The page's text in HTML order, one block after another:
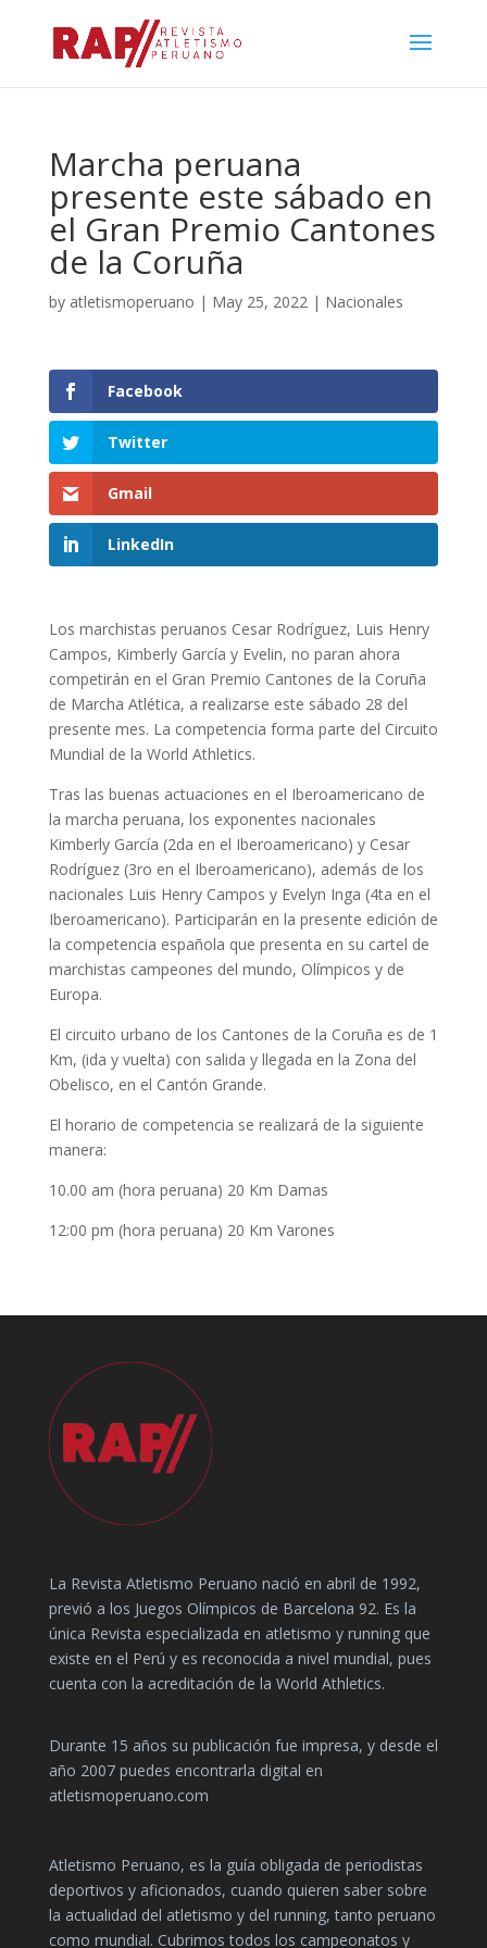
Marcha peruana
presente este sábado en
el Gran Premio Cantones
de la Coruña
by atletismoperuano | May 25, 2022| Nacionales
Facebook
Twitter
Gmail
LinkedIn
Los marchistas peruanos Cesar Rodríguez, Luis Henry
Campos, Kimberly García y Evelin, no paran ahora
competirán en el Gran Premio Cantones de la Coruña
de Marcha Atlética, a realizarse este sábado 28 del
presente mes. La competencia forma parte del Circuito
Mundial de la World Athletics.
Tras las buenas actuaciones en el Iberoamericano de
la marcha peruana, los exponentes nacionales
Kimberly García (2da en el Iberoamericano) y Cesar
Rodríguez (3ro en el Iberoamericano), además de los
nacionales Luis Henry Campos y Evelyn Inga (4ta en el
Iberoamericano). Participarán en la presente edición de
la competencia española que presenta en su cartel de
marchistas campeones del mundo, Olímpicos y de
Europa.
El circuito urbano de los Cantones de la Coruña es de 1
Km, (ida y vuelta) con salida y llegada en la Zona del
Obelisco, en el Cantón Grande.
El horario de competencia se realizará de la siguiente
manera:
10.00 am (hora peruana) 20 Km Damas
12:00 pm (hora peruana) 20 Km Varones
La Revista Atletismo Peruano nació en abril de 1992,
previó a los Juegos Olímpicos de Barcelona 92. Es la
única Revista especializada en atletismo y running que
existe en el Perú y es reconocida a nivel mundial, pues
cuenta con la acreditación de la World Athletics.
Durante 15 años su publicación fue impresa, y desde el
año 2007 puedes encontrarla digital en
atletismoperuano.com
Atletismo Peruano, es la guía obligada de periodistas
deportivos y aficionados, cuando quieren saber sobre
la actualidad del atletismo y del running, tanto peruano
como mundial. Cubrimos todos los campeonatos y